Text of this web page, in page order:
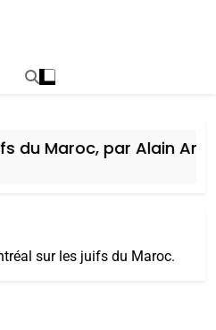
Maroc, par Alain Amiel
sur les juifs du Maroc.